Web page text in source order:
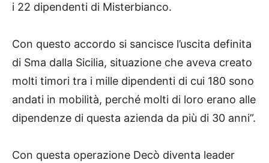
i 22 dipendenti di Misterbianco.
Con questo accordo si sancisce l’uscita definita
di Sma dalla Sicilia, situazione che aveva creato
molti timori tra i mille dipendenti di cui 180 sono
andati in mobilità, perché molti di loro erano alle
dipendenze di questa azienda da più di 30 anni”.
Con questa operazione Decò diventa leader